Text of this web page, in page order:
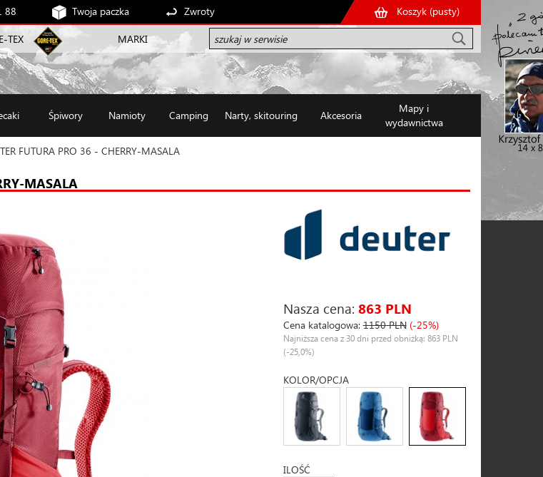
88 Twoja paczka Zwroty Koszyk (pusty)
TEX MARKI
Śpiwory Namioty Camping Narty, skitouring Akcesoria
Mapy i
wydawnictwa
FUTURA PRO 36 - CHERRY-MASALA
MASALA
Nasza cena: 863 PLN
Cena katalogowa:1150 PLN (-25%)
Najniższa cena z 30 dni przed obniżką: 863 PLN
(-25,0%)
KOLOR/OPCJA
ILOŚĆ